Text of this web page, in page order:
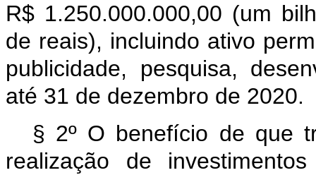
R$ 1.250.000.000,00 (um
de reais), incluindo ativo
publicidade, pesquisa,
até 31 de dezembro de 2020.
§ 2º O benefício de que
realização de